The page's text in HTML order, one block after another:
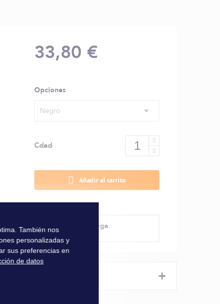
33,80 €
Opciones
Negro
Cdad
Añadir al carrito
Método de entrega
+
También nos
personalizadas y
sus preferencias en
de datos